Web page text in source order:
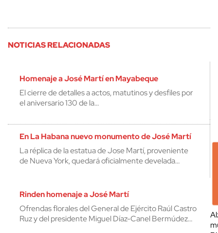
NOTICIAS RELACIONADAS
Homenaje a José Martí en Mayabeque
El cierre de detalles a actos, matutinos y desfiles por
el aniversario 130 de la…
En La Habana nuevo monumento de José Martí
La réplica de la estatua de Jose Martí, proveniente
de Nueva York, quedará oficialmente develada…
Rinden homenaje a José Martí
Ofrendas florales del General de Ejército Raúl Castro
Ruz y del presidente Miguel Díaz-Canel Bermúdez…